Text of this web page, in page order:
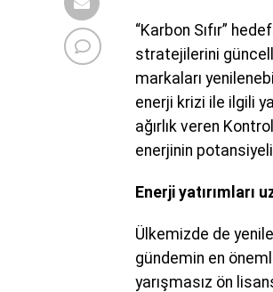
“Karbon Sıfır”
stratejilerini
markaları
enerji krizi ile ilgili
ağırlık veren
enerjinin potansiyeli
Enerji yatırımları
Ülkemizde de
gündemin en
yarışmasız ön